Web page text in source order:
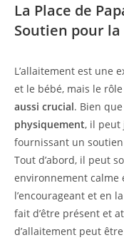
La Place de
Soutien pour
L’allaitement est une
et le bébé, mais le
aussi crucial. Bien
physiquement, il peut
fournissant un
Tout d’abord, il peut
environnement calme
l’encourageant et en
fait d’être présent et
d’allaitement peut